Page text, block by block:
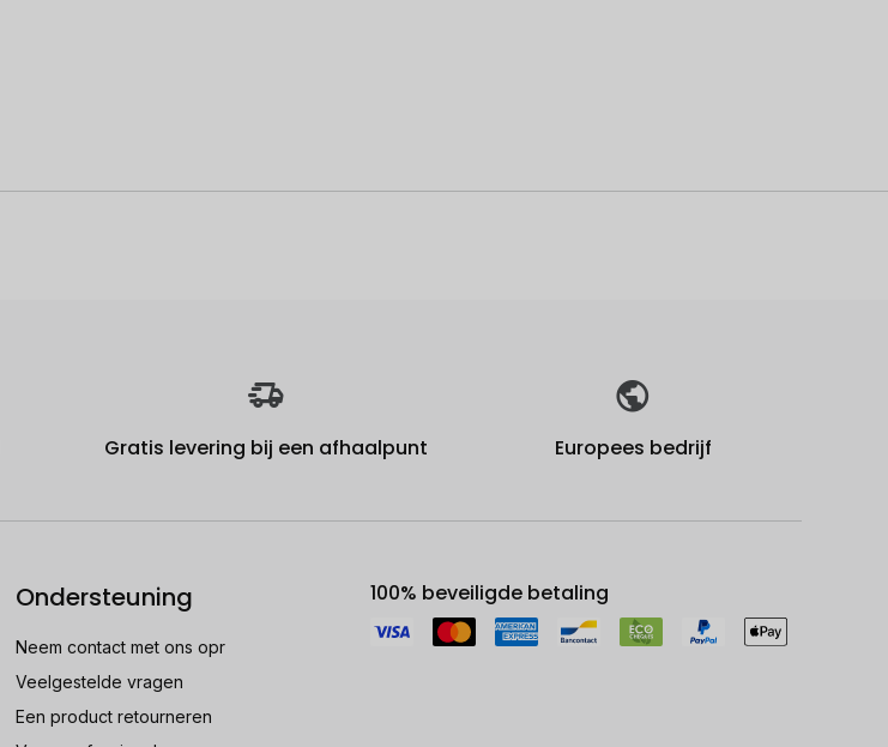
Gratis levering bij een afhaalpunt Europees bedrijf
Ondersteuning
Neem contact met ons opr
Veelgestelde vragen
Een product retourneren
100% beveiligde betaling